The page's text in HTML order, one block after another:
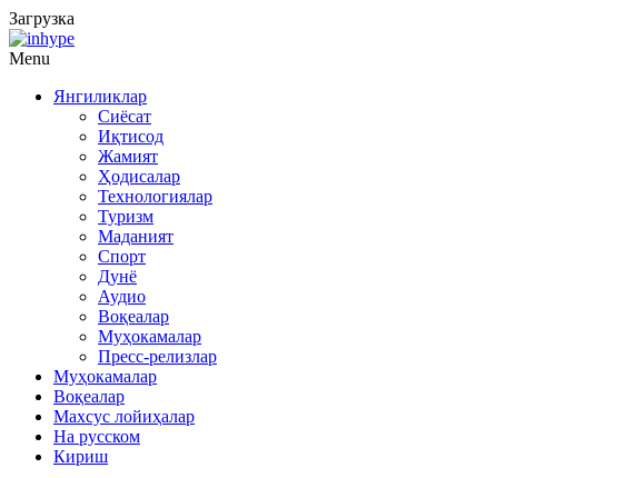
Загрузка
Menu
Янгиликлар
Сиёсат
Иқтисод
Жамият
Ҳодисалар
Технологиялар
Туризм
Маданият
Спорт
Дунё
Аудио
Воқеалар
Муҳокамалар
Пресс-релизлар
Муҳокамалар
Воқеалар
Махсус лойиҳалар
На русском
Кириш